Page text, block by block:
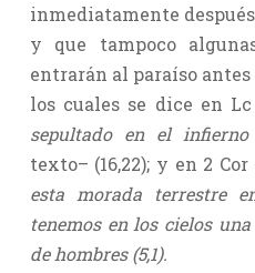
inmediatamente
y que tampoco
entrarán al paraíso
los cuales se dice en
sepultado en el infierno
texto– (16,22); y en 2 Cor
esta morada terrestre
tenemos en los cielos
de hombres (5,1).